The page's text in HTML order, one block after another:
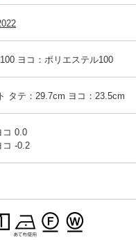
ヨコ：ポリエステル100
タテ：29.7cm ヨコ：23.5cm
コ 0.0
コ -0.2